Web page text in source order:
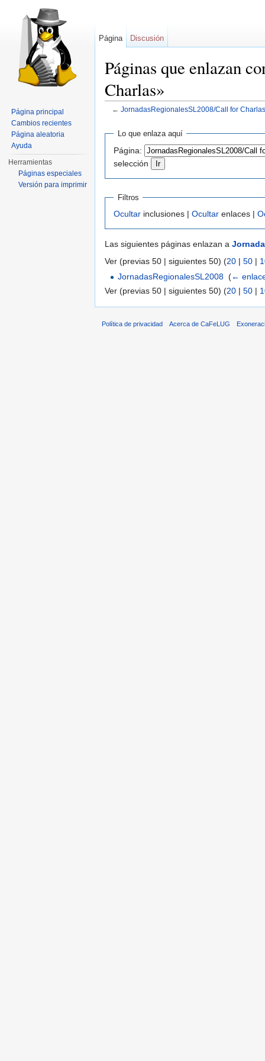
Páginas que enlazan
Charlas»
← JornadasRegionalesSL2008/Call for Charlas
Lo que enlaza aquí
Página:
selección
Filtros
Ocultar inclusiones | Ocultar enlaces |
Las siguientes páginas enlazan a
Ver (previas 50 | siguientes 50) (20 | 50 |
JornadasRegionalesSL2008 (←
Ver (previas 50 | siguientes 50) (20 | 50 |
Página Discusión
Página principal
Cambios recientes
Página aleatoria
Ayuda
Herramientas
Páginas especiales
Versión para imprimir
Política de privacidad Acerca de CaFeLUG